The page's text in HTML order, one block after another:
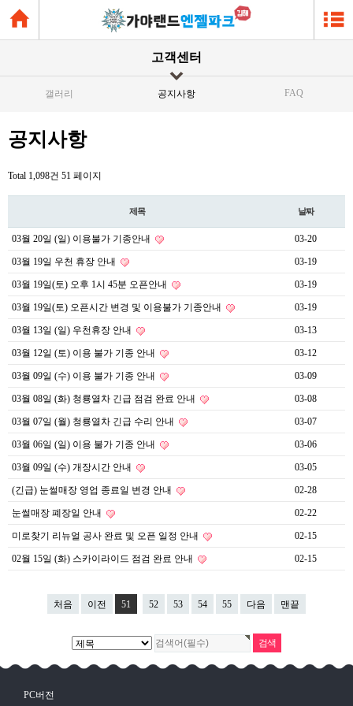
고객센터
갤러리 공지사항 FAQ
공지사항
Total 1,098건 51 페이지
제목 날짜
03월 20일 (일) 이용불가 기종안내 03-20
03월 19일 우천 휴장 안내 03-19
03월 19일(토) 오후 1시 45분 오픈안내 03-19
03월 19일(토) 오픈시간 변경 및 이용불가 기종안내 03-19
03월 13일 (일) 우천휴장 안내 03-13
03월 12일 (토) 이용 불가 기종 안내 03-12
03월 09일 (수) 이용 불가 기종 안내 03-09
03월 08일 (화) 청룡열차 긴급 점검 완료 안내 03-08
03월 07일 (월) 청룡열차 긴급 수리 안내 03-07
03월 06일 (일) 이용 불가 기종 안내 03-06
03월 09일 (수) 개장시간 안내 03-05
(긴급) 눈썰매장 영업 종료일 변경 안내 02-28
눈썰매장 폐장일 안내 02-22
미로찾기 리뉴얼 공사 완료 및 오픈 일정 안내 02-15
02월 15일 (화) 스카이라이드 점검 완료 안내 02-15
처음 이전 51 52 53 54 55 다음 맨끝
PC버전